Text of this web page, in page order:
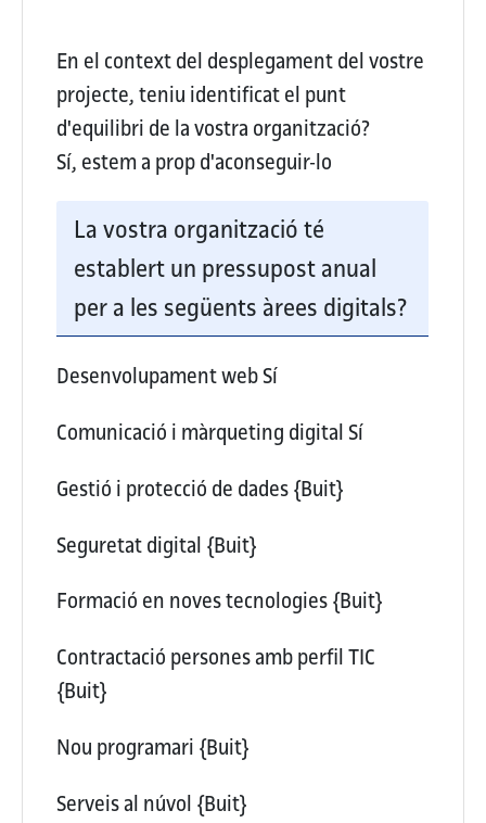
En el context del desplegament del vostre
projecte, teniu identificat el punt
d'equilibri de la vostra organització?
Sí, estem a prop d'aconseguir-lo
La vostra organització té
establert un pressupost anual
per a les següents àrees digitals?
Desenvolupament webSí
Comunicació i màrqueting digital Sí
Gestió i protecció de dades{Buit}
Seguretat digital {Buit}
Formació en noves tecnologies{Buit}
Contractació persones amb perfil TIC
{Buit}
Nou programari {Buit}
Serveis al núvol {Buit}